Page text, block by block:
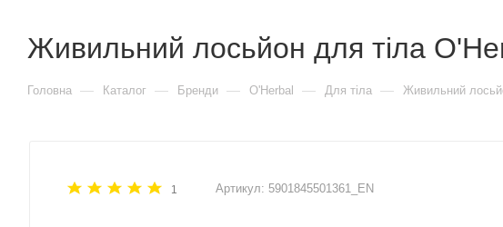
Живильний лосьйон для тіла
Головна — Каталог — Бренди — O'Herbal — Для тіла — Живильний
1 Артикул: 5901845501361_EN